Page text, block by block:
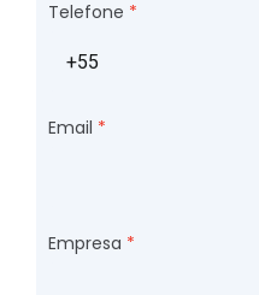
Telefone
Email
Empresa